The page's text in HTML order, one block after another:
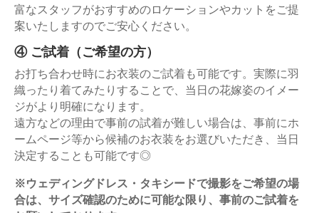
富なスタッフがおすすめのロケーションやカットをご提
案いたしますのでご安心ください。
④ ご試着（ご希望の方）
お打ち合わせ時にお衣装のご試着も可能です。実際に羽
織ったり着てみたりすることで、当日の花嫁姿のイメー
ジがより明確になります。
遠方などの理由で事前の試着が難しい場合は、事前にホ
ームページ等から候補のお衣装をお選びいただき、当日
決定することも可能です◎
※ウェディングドレス・タキシードで撮影をご希望の場
合は、サイズ確認のために可能な限り、事前のご試着を